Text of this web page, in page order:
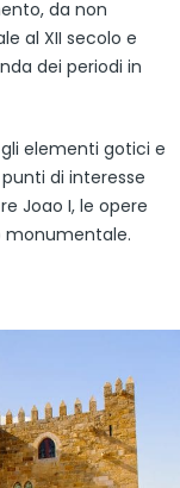
da non
al XII secolo e
dei periodi in
elementi gotici e
di interesse
Joao I, le opere
monumentale.